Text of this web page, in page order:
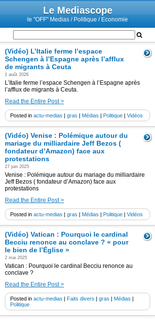
Le Mediascope
le "OFF" Medias / Politique / Economie
(Vidéo) L’Italie ferme l’espace
Schengen à l’Espagne après l’afflux
de migrants à Ceuta
1 août 2026
L’Italie ferme l’espace Schengen à l’Espagne après
l’afflux de migrants à Ceuta.
Read the Entire Post >
Posted in actu-medias | gras | Médias | Politique | Vidéos
(Vidéo) Venise : Polémique autour du
mariage du milliardaire Jeff Bezos (
fondateur d’Amazon) face aux
protestations
27 juin 2025
Venise : Polémique autour du mariage du milliardaire
Jeff Bezos ( fondateur d’Amazon) face aux
protestations
Read the Entire Post >
Posted in actu-medias | gras | Médias | Politique | Vidéos
(Vidéo) Vatican : Pourquoi le cardinal
Becciu renonce au conclave ? « pour
le bien de l’Église »
2 mai 2025
Vatican : Pourquoi le cardinal Becciu renonce au
conclave ?
Read the Entire Post >
Posted in actu-medias | Faits divers | gras | Médias |
Politique